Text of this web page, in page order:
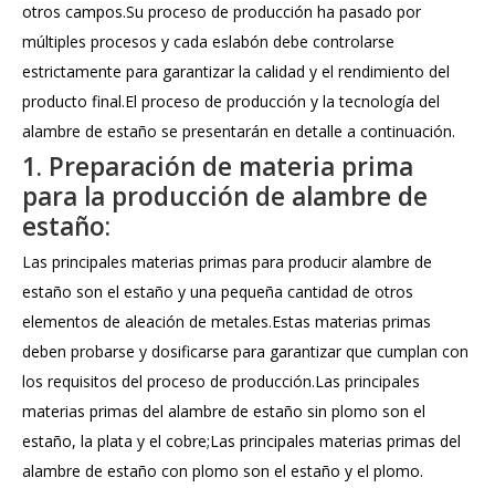
otros campos.Su proceso de producción ha pasado por
múltiples procesos y cada eslabón debe controlarse
estrictamente para garantizar la calidad y el rendimiento del
producto final.El proceso de producción y la tecnología del
alambre de estaño se presentarán en detalle a continuación.
1. Preparación de materia prima
para la producción de alambre de
estaño:
Las principales materias primas para producir alambre de
estaño son el estaño y una pequeña cantidad de otros
elementos de aleación de metales.Estas materias primas
deben probarse y dosificarse para garantizar que cumplan con
los requisitos del proceso de producción.Las principales
materias primas del alambre de estaño sin plomo son el
estaño, la plata y el cobre;Las principales materias primas del
alambre de estaño con plomo son el estaño y el plomo.